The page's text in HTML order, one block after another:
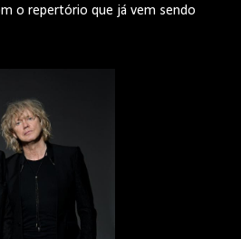
o repertório que já vem sendo